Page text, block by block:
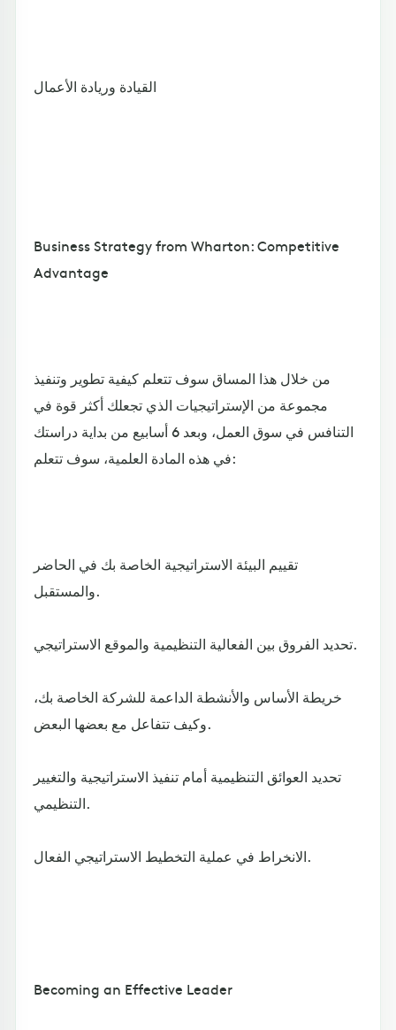
القيادة وريادة الأعمال
Business Strategy from Wharton: Competitive
Advantage
من خلال هذا المساق سوف تتعلم كيفية تطوير وتنفيذ
مجموعة من الإستراتيجيات الذي تجعلك أكثر قوة في
التنافس في سوق العمل، وبعد 6 أسابيع من بداية دراستك
في هذه المادة العلمية، سوف تتعلم:
تقييم البيئة الاستراتيجية الخاصة بك في الحاضر
والمستقبل.
تحديد الفروق بين الفعالية التنظيمية والموقع الاستراتيجي.
خريطة الأساس والأنشطة الداعمة للشركة الخاصة بك،
وكيف تتفاعل مع بعضها البعض.
تحديد العوائق التنظيمية أمام تنفيذ الاستراتيجية والتغيير
التنظيمي.
الانخراط في عملية التخطيط الاستراتيجي الفعال.
Becoming an Effective Leader